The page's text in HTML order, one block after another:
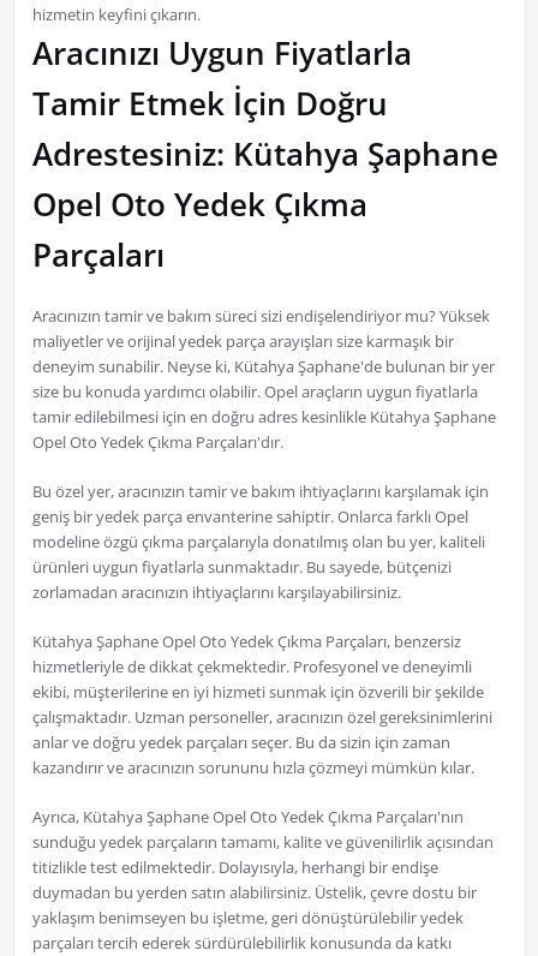
hizmetin keyfini çıkarın.
Aracınızı Uygun Fiyatlarla
Tamir Etmek İçin Doğru
Adrestesiniz: Kütahya Şaphane
Opel Oto Yedek Çıkma
Parçaları
Aracınızın tamir ve bakım süreci sizi endişelendiriyor mu? Yüksek
maliyetler ve orijinal yedek parça arayışları size karmaşık bir
deneyim sunabilir. Neyse ki, Kütahya Şaphane'de bulunan bir yer
size bu konuda yardımcı olabilir. Opel araçların uygun fiyatlarla
tamir edilebilmesi için en doğru adres kesinlikle Kütahya Şaphane
Opel Oto Yedek Çıkma Parçaları'dır.
Bu özel yer, aracınızın tamir ve bakım ihtiyaçlarını karşılamak için
geniş bir yedek parça envanterine sahiptir. Onlarca farklı Opel
modeline özgü çıkma parçalarıyla donatılmış olan bu yer, kaliteli
ürünleri uygun fiyatlarla sunmaktadır. Bu sayede, bütçenizi
zorlamadan aracınızın ihtiyaçlarını karşılayabilirsiniz.
Kütahya Şaphane Opel Oto Yedek Çıkma Parçaları, benzersiz
hizmetleriyle de dikkat çekmektedir. Profesyonel ve deneyimli
ekibi, müşterilerine en iyi hizmeti sunmak için özverili bir şekilde
çalışmaktadır. Uzman personeller, aracınızın özel gereksinimlerini
anlar ve doğru yedek parçaları seçer. Bu da sizin için zaman
kazandırır ve aracınızın sorununu hızla çözmeyi mümkün kılar.
Ayrıca, Kütahya Şaphane Opel Oto Yedek Çıkma Parçaları'nın
sunduğu yedek parçaların tamamı, kalite ve güvenilirlik açısından
titizlikle test edilmektedir. Dolayısıyla, herhangi bir endişe
duymadan bu yerden satın alabilirsiniz. Üstelik, çevre dostu bir
yaklaşım benimseyen bu işletme, geri dönüştürülebilir yedek
parçaları tercih ederek sürdürülebilirlik konusunda da katkı